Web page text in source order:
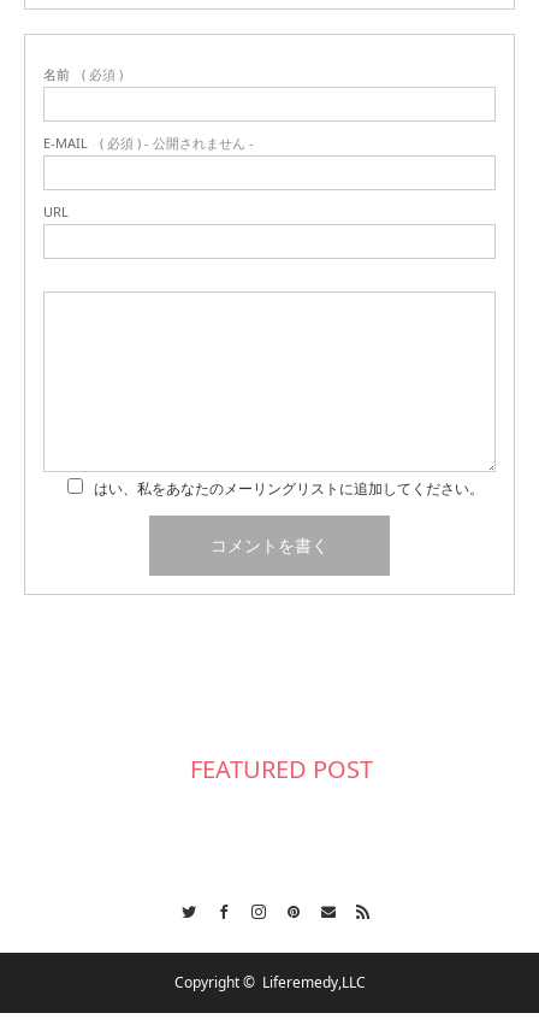
名前 ( 必須 )
E-MAIL ( 必須 ) - 公開されません -
URL
はい、私をあなたのメーリングリストに追加してください。
FEATURED POST
Copyright © Liferemedy,LLC